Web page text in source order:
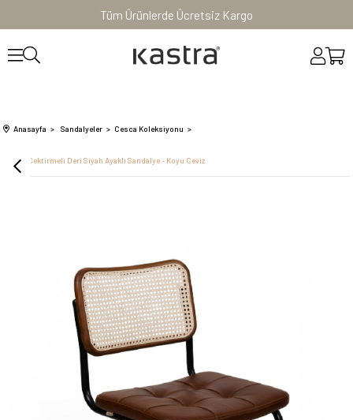
Tüm Ürünlerde Ücretsiz Kargo
Anasayfa Sandalyeler Cesca Koleksiyonu
Cesca Çektirmeli Deri Siyah Ayaklı Sandalye - Koyu Ceviz